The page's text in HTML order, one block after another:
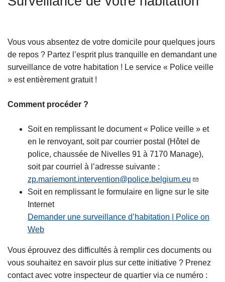
Vous vous absentez de votre domicile pour quelques jours
de repos ? Partez l’esprit plus tranquille en demandant une
surveillance de votre habitation ! Le service « Police veille
» est entièrement gratuit !
Comment procéder ?
Soit en remplissant le document « Police veille » et
en le renvoyant, soit par courrier postal (Hôtel de
police, chaussée de Nivelles 91 à 7170 Manage),
soit par courriel à l’adresse suivante :
zp.mariemont.intervention@police.belgium.eu
Soit en remplissant le formulaire en ligne sur le site
Internet
Demander une surveillance d’habitation | Police on
Web
Vous éprouvez des difficultés à remplir ces documents ou
vous souhaitez en savoir plus sur cette initiative ? Prenez
contact avec votre inspecteur de quartier via ce numéro :